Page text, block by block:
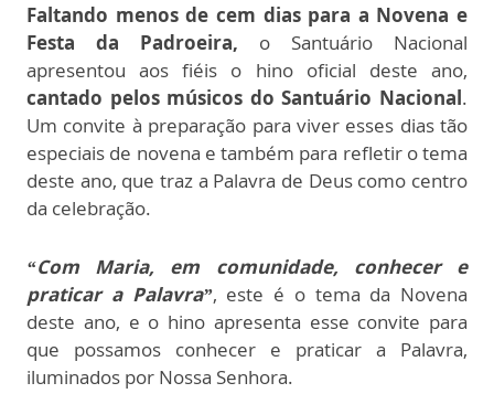
Faltando menos de cem dias para a Novena e
Festa da Padroeira, o Santuário Nacional
apresentou aos fiéis o hino oficial deste ano,
cantado pelos músicos do Santuário Nacional.
Um convite à preparação para viver esses dias tão
especiais de novena e também para refletir o tema
deste ano, que traz a Palavra de Deus como centro
da celebração.
“Com Maria, em comunidade, conhecer e
praticar a Palavra”, este é o tema da Novena
deste ano, e o hino apresenta esse convite para
que possamos conhecer e praticar a Palavra,
iluminados por Nossa Senhora.